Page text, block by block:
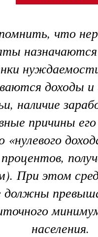
что
доходы
наличие
причины
«нулевого
При этом
должны
населения.